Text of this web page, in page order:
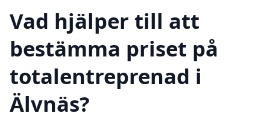
Vad hjälper till att
bestämma priset på
totalentreprenad i
Älvnäs?